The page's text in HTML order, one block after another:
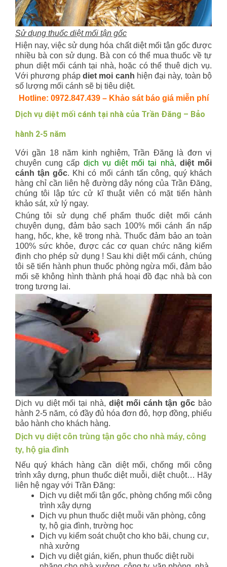
Sử dụng thuốc diệt mối tận gốc
Hiện nay, việc sử dụng hóa chất diệt mối tận gốc được
nhiều bà con sử dụng. Bà con có thể mua thuốc về tự
phun diệt mối cánh tại nhà, hoặc có thể thuê dịch vụ.
Với phương pháp diet moi canh hiện đại này, toàn bộ
số lượng mối cánh sẽ bị tiêu diệt.
Hotline: 0972.847.439 – Khảo sát báo giá miễn phí
Dịch vụ diệt mối cánh tại nhà của Trần Đăng – Bảo
hành 2-5 năm
Với gần 18 năm kinh nghiệm, Trần Đăng là đơn vị
chuyên cung cấp dịch vụ diệt mối tại nhà, diệt mối
cánh tận gốc. Khi có mối cánh tấn công, quý khách
hàng chỉ cần liên hệ đường dây nóng của Trần Đăng,
chúng tôi lập tức cử kĩ thuật viên có mặt tiến hành
khảo sát, xử lý ngay.
Chúng tôi sử dụng chế phẩm thuốc diệt mối cánh
chuyên dụng, đảm bảo sạch 100% mối cánh ẩn nấp
hang, hốc, khe, kẽ trong nhà. Thuốc đảm bảo an toàn
100% sức khỏe, được các cơ quan chức năng kiểm
định cho phép sử dụng ! Sau khi diệt mối cánh, chúng
tôi sẽ tiến hành phun thuốc phòng ngừa mối, đảm bảo
mối sẽ không hình thành phá hoại đồ đạc nhà bà con
trong tương lai.
Dịch vụ diệt mối tại nhà, diệt mối cánh tận gốc bảo
hành 2-5 năm, có đầy đủ hóa đơn đỏ, hợp đồng, phiếu
bảo hành cho khách hàng.
Dịch vụ diệt côn trùng tận gốc cho nhà máy, công
ty, hộ gia đình
Nếu quý khách hàng cần diệt mối, chống mối công
trình xây dựng, phun thuốc diệt muỗi, diệt chuột… Hãy
liên hệ ngay với Trần Đăng:
Dịch vụ diệt mối tận gốc, phòng chống mối công
trình xây dựng
Dịch vụ phun thuốc diệt muỗi văn phòng, công
ty, hộ gia đình, trường học
Dịch vụ kiểm soát chuột cho kho bãi, chung cư,
nhà xưởng
Dịch vụ diệt gián, kiến, phun thuốc diệt ruồi